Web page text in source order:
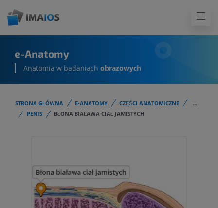
e-Anatomy
Anatomia w badaniach obrazowych
STRONA GŁÓWNA E-ANATOMY CZĘŚCI ANATOMICZNE
...
PENIS
BŁONA BIAŁAWA CIAŁ JAMISTYCH